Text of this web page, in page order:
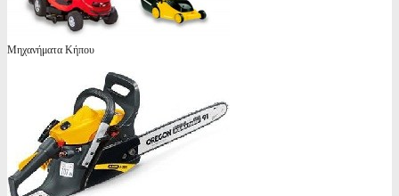
Μηχανήματα Κήπου